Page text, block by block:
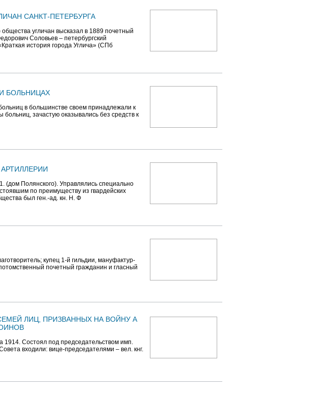
САНКТ-ПЕТЕРБУРГА
угличан высказал в 1889 почетный
Соловьев – петербургский
история города Углича» (СПб
БОЛЬНИЦАХ
в большинстве своем принадлежали к
зачастую оказывались без средств к
(дом Полянского). Управлялись специально
по преимуществу из гвардейских
был ген.-ад. кн. Н. Ф
купец 1-й гильдии, мануфактур-
почетный гражданин и гласный
ЛИЦ, ПРИЗВАННЫХ НА ВОЙНУ А
1914. Состоял под председательством имп.
входили: вице-председателями – вел. кнг.